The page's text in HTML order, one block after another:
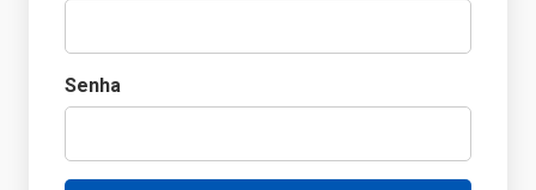
Senha